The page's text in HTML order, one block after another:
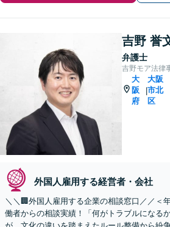
吉野 誉
弁護士
吉野モア法律
大
阪
府
|
大阪
市北
区
外国人雇用する経営者・会社
＼＼🏢外国人雇用する企業の相談窓口／／＜
働者からの相談実績！「何がトラブルになる